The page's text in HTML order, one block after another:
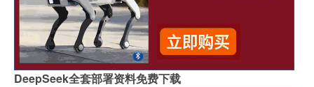
DeepSeek全套部署资料免费下载